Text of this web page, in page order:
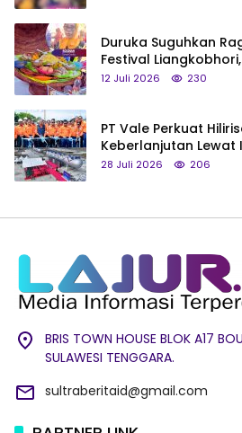
Duruka Suguhkan
Festival
hingga Tumpeng
12 Juli 2026 230
PT Vale Perkuat
Keberlanjutan Lewat
28 Juli 2026 206
BRIS TOWN HOUSE BLOK A17
SULAWESI TENGGARA.
sultraberitaid@gmail.com